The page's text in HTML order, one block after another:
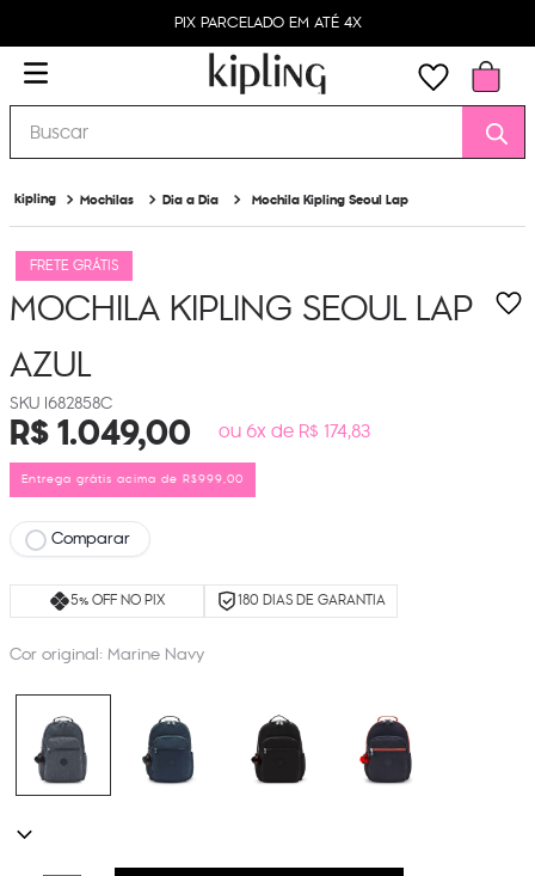
PIX PARCELADO EM ATÉ 4X
Buscar
Mochilas Dia a Dia Mochila Kipling Seoul Lap
FRETE GRÁTIS
MOCHILA KIPLING SEOUL LAP
AZUL
I682858C
R$1.049,00 ou 6x de R$ 174,83
Entrega grátis acima de R$999,00
Comparar
5% OFF NO PIX 180 DIAS DE GARANTIA
Cor original: Marine Navy